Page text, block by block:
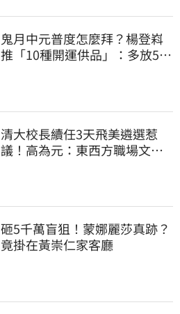
鬼月中元普度怎麼拜？楊登嵙
推「10種開運供品」：多放5顆
清大校長續任3天飛美遴選惹
議！高為元：東西方職場文化
砸5千萬盲狙！蒙娜麗莎真跡？
竟掛在黃崇仁家客廳